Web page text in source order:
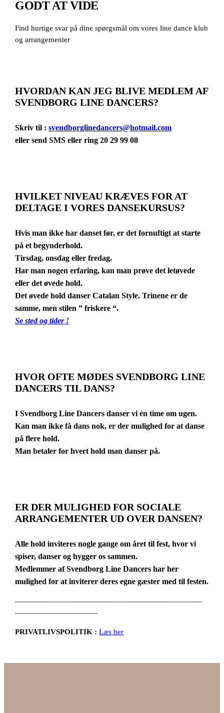
GODT AT VIDE
Find hurtige svar på dine spørgsmål om vores line dance klub
og arrangementer
HVORDAN KAN JEG BLIVE MEDLEM AF
SVENDBORG LINE DANCERS?
Skriv til :svendborglinedancers@hotmail.com
eller send SMS eller ring 20 29 99 08
HVILKET NIVEAU KRÆVES FOR AT
DELTAGE I VORES DANSEKURSUS?
Hvis man ikke har danset før, er det fornuftigt at starte
på et begynderhold.
Tirsdag, onsdag eller fredag.
Har man nogen erfaring, kan man prøve det letøvede
eller det øvede hold.
Det øvede hold danser Catalan Style. Trinene er de
samme, men stilen ” friskere “.
Se sted og tider !
HVOR OFTE MØDES SVENDBORG LINE
DANCERS TIL DANS?
I Svendborg Line Dancers danser vi én time om ugen.
Kan man ikke få dans nok, er der mulighed for at danse
på flere hold.
Man betaler for hvert hold man danser på.
ER DER MULIGHED FOR SOCIALE
ARRANGEMENTER UD OVER DANSEN?
Alle hold inviteres nogle gange om året til fest, hvor vi
spiser, danser og hygger os sammen.
Medlemmer af Svendborg Line Dancers har her
mulighed for at inviterer deres egne gæster med til festen.
—————————————————————————
———————————
PRIVATLIVSPOLITIK : Læs her